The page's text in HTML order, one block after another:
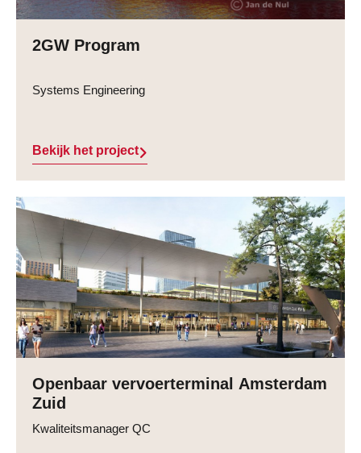
2GW Program
Systems Engineering
Bekijk het project
Openbaar vervoerterminal Amsterdam
Zuid
Kwaliteitsmanager QC